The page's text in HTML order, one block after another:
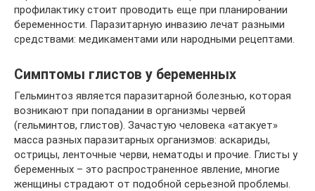
профилактику стоит проводить еще при планировании
беременности. Паразитарную инвазию лечат разными
средствами: медикаментами или народными рецептами.
Симптомы глистов у беременных
Гельминтоз является паразитарной болезнью, которая
возникают при попадании в организмы червей
(гельминтов, глистов). Зачастую человека «атакует»
масса разных паразитарных организмов: аскариды,
острицы, ленточные черви, нематоды и прочие. Глисты у
беременных – это распространенное явление, многие
женщины страдают от подобной серьезной проблемы.